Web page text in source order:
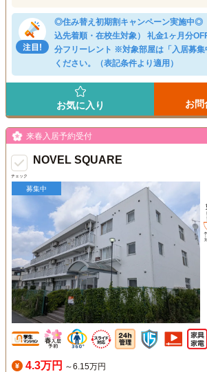
◎住み替え初期割キャンペーン実施中◎
込先着順・在校生対象） 礼金1ヶ月分
分フリーレント ※対象部屋は「入居募集
ください。（表記条件より適用）
お気に入り お問
チェック
来春入居予約受付
NOVEL SQUARE
募集中
4.3万円 ～6.15万円